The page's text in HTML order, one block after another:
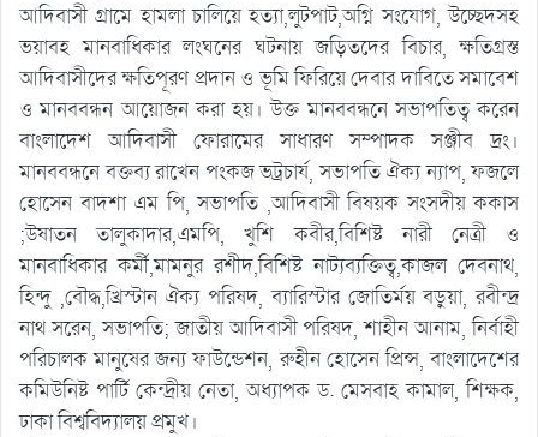
আদিবাসী গ্রামে হামলা চালিয়ে হত্যা,লুটপাট,অগ্নি সংযোগ, উচ্ছেদসহ
ভয়াবহ মানবাধিকার লংঘনের ঘটনায় জড়িতদের বিচার, ক্ষতিগ্রস্ত
আদিবাসীদের ক্ষতিপূরণ প্রদান ও ভূমি ফিরিয়ে দেবার দাবিতে সমাবেশ
ও মানববন্ধন আয়োজন করা হয়। উক্ত মানববন্ধনে সভাপতিত্ব করেন
বাংলাদেশ আদিবাসী ফোরামের সাধারণ সম্পাদক সঞ্জীব দ্রং।
মানববন্ধনে বক্তব্য রাখেন পংকজ ভট্রচার্য, সভাপতি ঐক্য ন্যাপ, ফজলে
হোসেন বাদশা এম পি, সভাপতি ,আদিবাসী বিষয়ক সংসদীয় ককাস
;উষাতন তালুকাদার,এমপি, খুশি কবীর,বিশিষ্ট নারী নেত্রী ও
মানবাধিকার কর্মী,মামনুর রশীদ,বিশিষ্ট নাট্যব্যক্তিত্ব,কাজল দেবনাথ,
হিন্দু ,বৌদ্ধ,খ্রিস্টান ঐক্য পরিষদ, ব্যারিস্টার জোতির্ময় বড়ুয়া, রবীন্দ্র
নাথ সরেন, সভাপতি; জাতীয় আদিবাসী পরিষদ, শাহীন আনাম, নির্বাহী
পরিচালক মানুষের জন্য ফাউন্ডেশন, রুহীন হোসেন প্রিন্স, বাংলাদেশের
কমিউনিষ্ট পার্টি কেন্দ্রীয় নেতা, অধ্যাপক ড. মেসবাহ কামাল, শিক্ষক,
ঢাকা বিশ্ববিদ্যালয় প্রমুখ।